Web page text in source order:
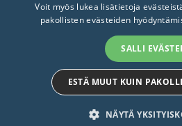
© 2026 STTK. Made with ❤
Voit myös lukea lisätietoja
pakollisten evästeiden
SALLI
ESTÄ MUUT KUIN
NÄYTÄ